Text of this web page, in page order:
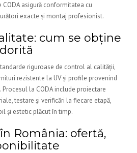
asigură conformitatea cu
exacte și montaj profesionist.
cum se obține
riguroase de control al calității,
rezistente la UV și profile provenind
la CODA include proiectare
testare și verificări la fiecare etapă,
și estetic plăcut în timp.
România: ofertă,